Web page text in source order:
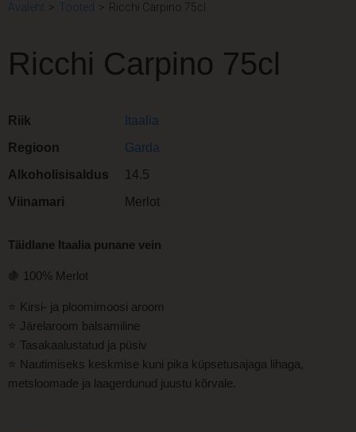
Avaleht > Tooted > Ricchi Carpino 75cl
Ricchi Carpino 75cl
Riik
Itaalia
Regioon
Garda
Alkoholisisaldus
14.5
Viinamari
Merlot
Täidlane Itaalia punane vein
🍇 100% Merlot
⭐ Kirsi- ja ploomimoosi aroom
⭐ Järelaroom balsamiline
⭐ Tasakaalustatud ja püsiv
⭐ Nautimiseks keskmise kuni pika küpsetusajaga lihaga,
metsloomade ja laagerdunud juustu kõrvale.